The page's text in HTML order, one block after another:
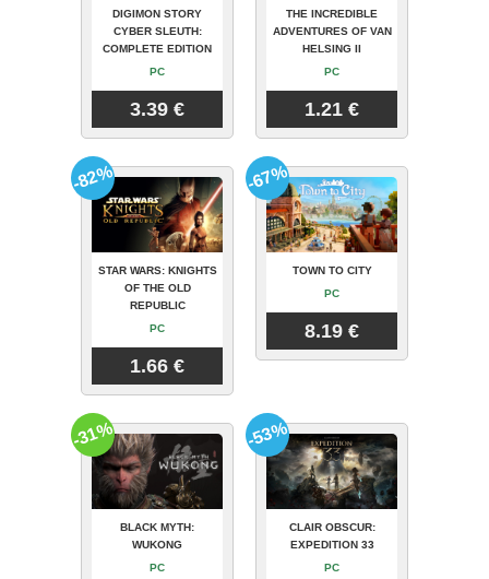
DIGIMON STORY
CYBER SLEUTH:
COMPLETE EDITION
PC
3.39 €
THE INCREDIBLE
ADVENTURES OF VAN
HELSING II
PC
1.21 €
STAR WARS: KNIGHTS
OF THE OLD
REPUBLIC
PC
1.66 €
-82%
TOWN TO CITY
PC
8.19 €
-67%
BLACK MYTH:
WUKONG
PC
-31%
CLAIR OBSCUR:
EXPEDITION 33
PC
-53%